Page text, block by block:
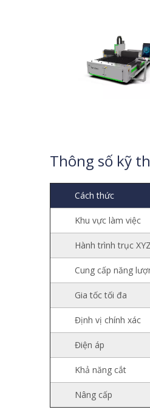
Thông số kỹ
Cách thức
Khu vực làm việc
Hành trình trục XYZ
Cung cấp năng
Gia tốc tối đa
Định vị chính xác
Điện áp
Khả năng cắt
Nâng cấp